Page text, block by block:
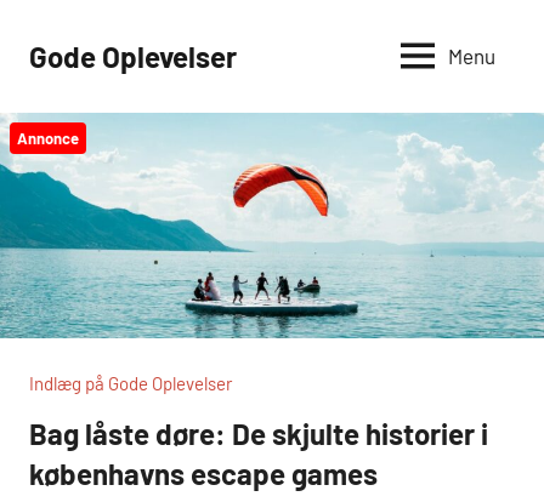
Gode Oplevelser Menu
Annonce
Indlæg på Gode Oplevelser
Bag låste døre: De skjulte historier i
københavns escape games